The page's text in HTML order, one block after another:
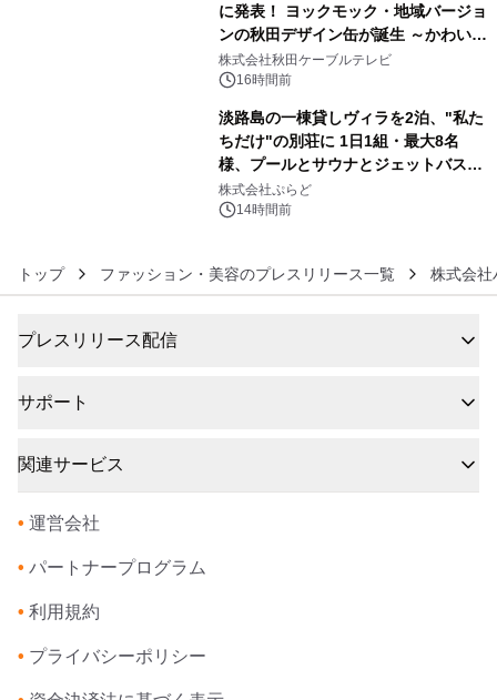
に発表！ ヨックモック・地域バージョ
ンの秋田デザイン缶が誕生 ～かわいい
秋田犬の子犬と秋田の四季と名所を巡
るパッケージ～ 9月1日(火)秋田県内で
株式会社秋田ケーブルテレビ
16時間前
淡路島の一棟貸しヴィラを2泊、"私た
ちだけ"の別荘に 1日1組・最大8名
様、プールとサウナとジェットバス付
きで Villa Mon Temps AWAJIの連泊
素泊りプラン
株式会社ぷらど
14時間前
トップ ファッション・美容のプレスリリース一覧 株式会社
プレスリリース配信
サポート
関連サービス
• 運営会社
• パートナープログラム
• 利用規約
• プライバシーポリシー